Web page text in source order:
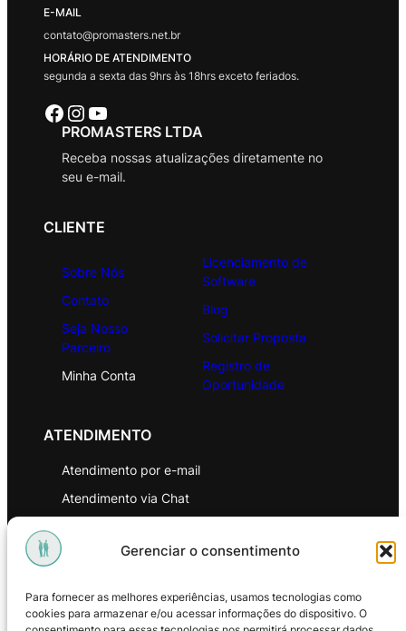
Gerenciar o consentimento
Para fornecer as melhores experiências, usamos tecnologias como
cookies para armazenar e/ou acessar informações do dispositivo. O
E-MAIL
contato@promasters.net.br
HORÁRIO DE ATENDIMENTO
segunda a sexta das 9hrs às 18hrs exceto feriados.
Facebook Instagram Youtube
PROMASTERS LTDA
Receba nossas atualizações diretamente no
seu e-mail.
CLIENTE
Sobre Nós
Contato
Seja Nosso
Parceiro
Minha Conta
Licenciamento de
Software
Blog
Solicitar Proposta
Registro de
Oportunidade
ATENDIMENTO
Atendimento por e-mail
Atendimento via Chat
Política de Privacidade